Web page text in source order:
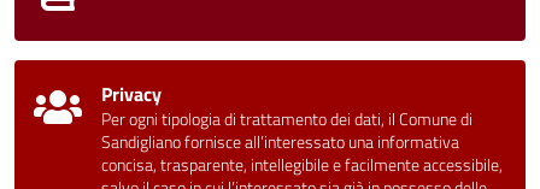
Privacy
Per ogni tipologia di trattamento dei dati, il Comune di
Sandigliano fornisce all’interessato una informativa
concisa, trasparente, intellegibile e facilmente accessibile,